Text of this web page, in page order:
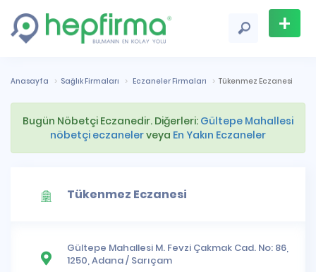
+
Ekle
Anasayfa Sağlık Firmaları Eczaneler Firmaları Tükenmez Eczanesi
Bugün Nöbetçi Eczanedir. Diğerleri: Gültepe Mahallesi
nöbetçi eczanelerveya En Yakın Eczaneler
Tükenmez Eczanesi
Gültepe Mahallesi M. Fevzi Çakmak Cad. No: 86,
1250,Adana/ Sarıçam